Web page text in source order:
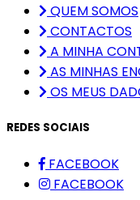
QUEM SOMOS
CONTACTOS
A MINHA
AS MINHAS
OS MEUS
REDES SOCIAIS
FACEBOOK
FACEBOOK